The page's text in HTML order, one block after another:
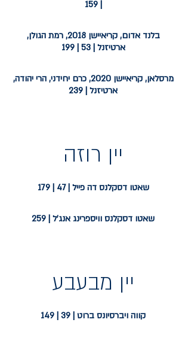
| 159
בלנד אדום, קריאיישן 2018, רמת הגולן,
ארטיזנל | 53 | 199
מרסלאן, קריאיישן 2020, כרם יחידני, הרי יהודה,
ארטיזנל | 239
יין רוזה
שאטו דסקלנס דה פייל | 47 | 179
שאטו דסקלנס וויספרינג אנג'ל | 259
יין מבעבע
קווה ויברסיונס ברוט | 39 | 149